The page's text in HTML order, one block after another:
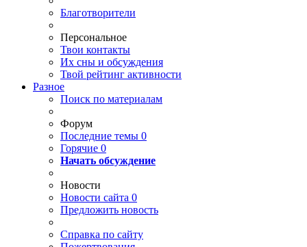
Благотворители
Персональное
Твои контакты
Их сны и обсуждения
Твой рейтинг активности
Разное
Поиск по материалам
Форум
Последние темы 0
Горячие 0
Начать обсуждение
Новости
Новости сайта 0
Предложить новость
Справка по сайту